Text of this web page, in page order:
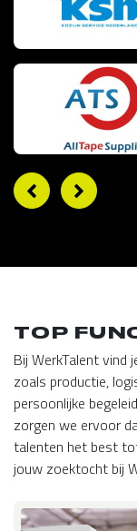
TOP
Bij WerkTalent vind
zoals productie,
persoonlijke
zorgen we ervoor
talenten het best
jouw zoektocht bij